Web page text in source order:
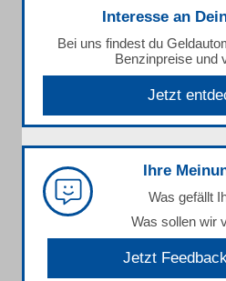
Interesse an
Bei uns findest du
Benzinpreise und
Jetzt
Ihre
Was gefällt
Was sollen wir
Jetzt